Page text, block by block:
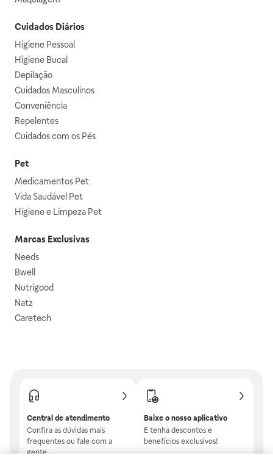
Cuidados Diários
Higiene Pessoal
Higiene Bucal
Depilação
Cuidados Masculinos
Conveniência
Repelentes
Cuidados com os Pés
Pet
Medicamentos Pet
Vida Saudável Pet
Higiene e Limpeza Pet
Marcas Exclusivas
Needs
Bwell
Nutrigood
Natz
Caretech
Central de atendimento
Confira as dúvidas mais
frequentes ou fale com a
gente.
Baixe o nosso aplicativo
E tenha descontos e
benefícios exclusivos!